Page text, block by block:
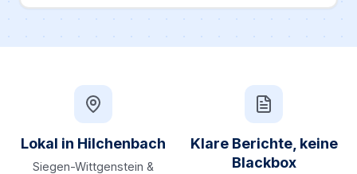
Lokal in Hilchenbach
Siegen-Wittgenstein &
Klare Berichte, keine
Blackbox